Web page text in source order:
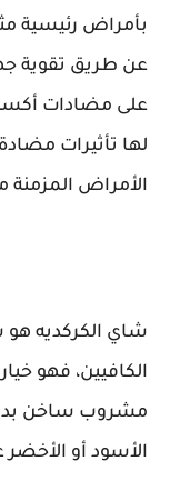
بأمراض رئيسية
عن طريق تقوية
على مضادات
لها تأثيرات
الأمراض
شاي الكركديه
الكافيين، فهو
مشروب ساخن